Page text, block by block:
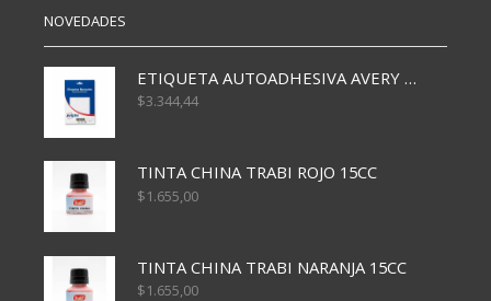
NOVEDADES
ETIQUETA AUTOADHESIVA AVERY 3026 30H 20 X 70
$3.344,44
TINTA CHINA TRABI ROJO 15CC
$1.655,00
TINTA CHINA TRABI NARANJA 15CC
$1.655,00